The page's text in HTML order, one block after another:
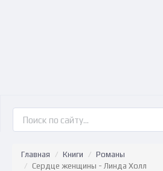
Главная Книги
Романы
Сердце женщины - Линда Холл